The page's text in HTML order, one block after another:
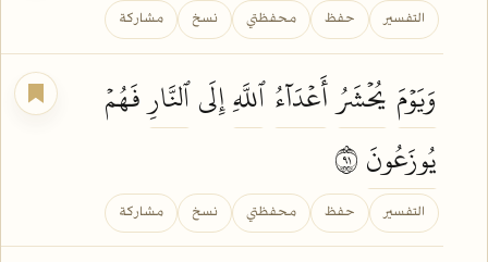
التفسير حفظ محفظتي نسخ مشاركة
وَيَوۡمَ يُحۡشَرُأَعۡدَآءُ ٱللَّهِإِلَىٱلنَّارِفَهُمۡ
يُوزَعُونَ
التفسير حفظ محفظتي نسخ مشاركة